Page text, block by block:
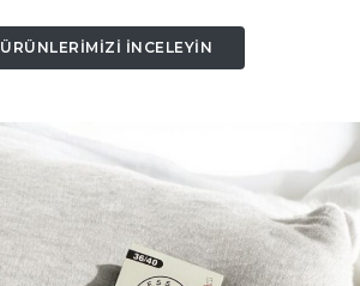
ÜRÜNLERİMİZİ İNCELEYİN